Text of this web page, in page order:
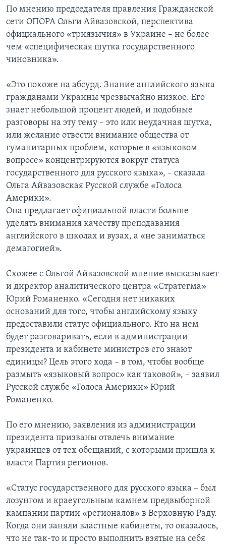
По мнению председателя правления Гражданской
сети ОПОРА Ольги Айвазовской, перспектива
официального «триязычия» в Украине – не более
чем «специфическая шутка государственного
чиновника».
«Это похоже на абсурд. Знание английского языка
гражданами Украины чрезвычайно низкое. Его
знает небольшой процент людей, и подобные
разговоры на эту тему – это или неудачная шутка,
или желание отвести внимание общества от
гуманитарных проблем, которые в «языковом
вопросе» концентрируются вокруг статуса
государственного для русского языка», – сказала
Ольга Айвазовская Русской службе «Голоса
Америки».
Она предлагает официальной власти больше
уделять внимания качеству преподавания
английского в школах и вузах, а «не заниматься
демагогией».
Схожее с Ольгой Айвазовской мнение высказывает
и директор аналитического центра «Стратегма»
Юрий Романенко. «Сегодня нет никаких
оснований для того, чтобы английскому языку
предоставили статус официального. Кто на нем
будет разговаривать, если в администрации
президента и кабинете министров его знают
единицы? Цель этого хода – в том, чтобы вообще
размыть «языковый вопрос» как таковой», – заявил
Русской службе «Голоса Америки» Юрий
Романенко.
По его мнению, заявления из администрации
президента призваны отвлечь внимание
украинцев от тех обещаний, с которыми пришла к
власти Партия регионов.
«Статус государственного для русского языка – был
лозунгом и краеугольным камнем предвыборной
кампании партии «регионалов» в Верховную Раду.
Когда они заняли властные кабинеты, то оказалось,
что не так-то и просто выполнить взятые на себя